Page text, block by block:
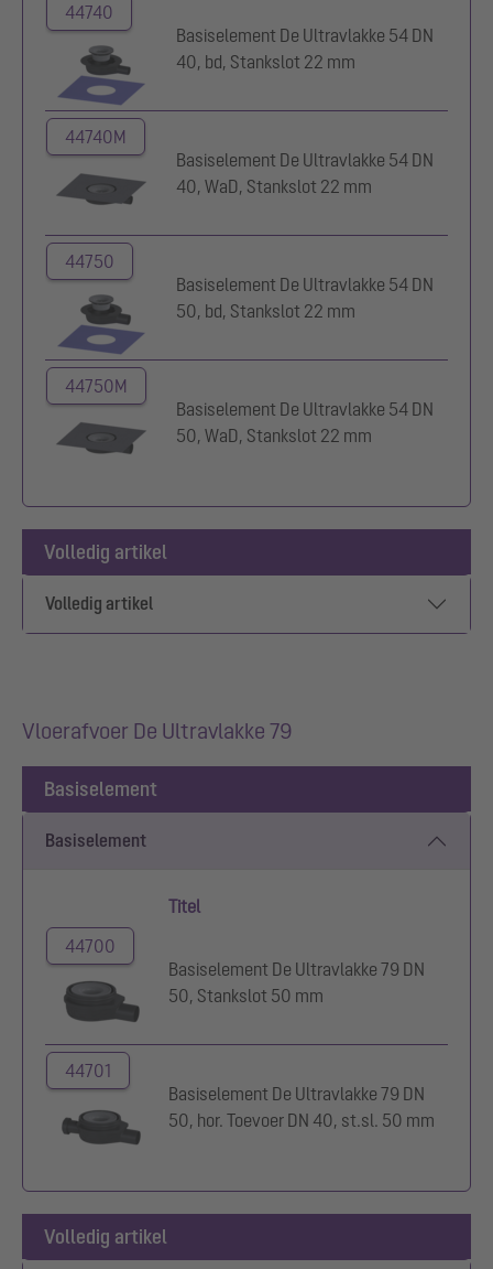
44740
Basiselement De Ultravlakke 54 DN
40, bd, Stankslot 22 mm
44740M
Basiselement De Ultravlakke 54 DN
40, WaD, Stankslot 22 mm
44750
Basiselement De Ultravlakke 54 DN
50, bd, Stankslot 22 mm
44750M
Basiselement De Ultravlakke 54 DN
50, WaD, Stankslot 22 mm
Volledig artikel
Volledig artikel
Vloerafvoer De Ultravlakke 79
Basiselement
Basiselement
Titel
44700
Basiselement De Ultravlakke 79 DN
50, Stankslot 50 mm
44701
Basiselement De Ultravlakke 79 DN
50, hor. Toevoer DN 40, st.sl. 50 mm
Volledig artikel